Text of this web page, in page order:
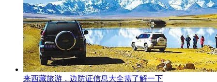
来西藏旅游，边防证信息大全需了解一下